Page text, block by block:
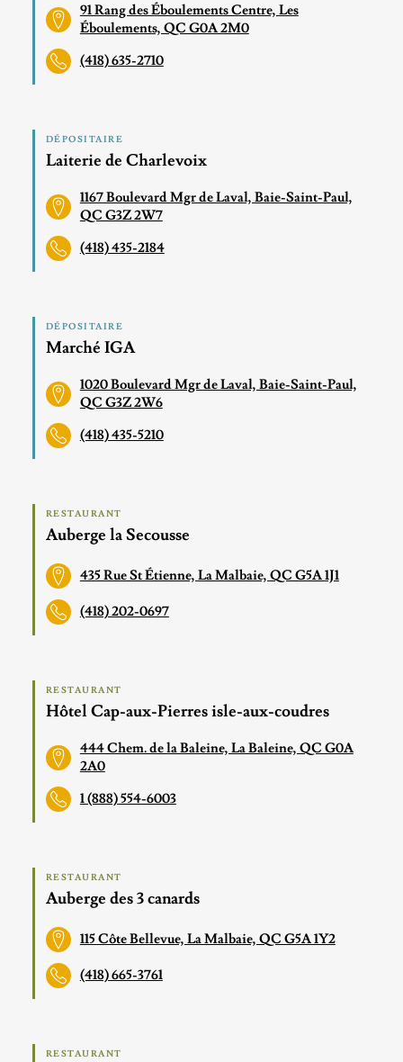
91 Rang des Éboulements Centre, Les
Éboulements, QC G0A 2M0
(418) 635-2710
DÉPOSITAIRE
Laiterie de Charlevoix
1167 Boulevard Mgr de Laval, Baie-Saint-Paul,
QC G3Z 2W7
(418) 435-2184
DÉPOSITAIRE
Marché IGA
1020 Boulevard Mgr de Laval, Baie-Saint-Paul,
QC G3Z 2W6
(418) 435-5210
RESTAURANT
Auberge la Secousse
435 Rue St Étienne, La Malbaie, QC G5A 1J1
(418) 202-0697
RESTAURANT
Hôtel Cap-aux-Pierres isle-aux-coudres
444 Chem. de la Baleine, La Baleine, QC G0A
2A0
1 (888) 554-6003
RESTAURANT
Auberge des 3 canards
115 Côte Bellevue, La Malbaie, QC G5A 1Y2
(418) 665-3761
RESTAURANT